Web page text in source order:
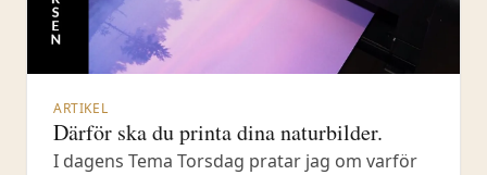
ARTIKEL
Därför ska du printa dina naturbilder.
I dagens Tema Torsdag pratar jag om varför